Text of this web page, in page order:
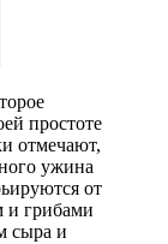
простоте
отмечают,
ужина
от
и грибами
сыра и